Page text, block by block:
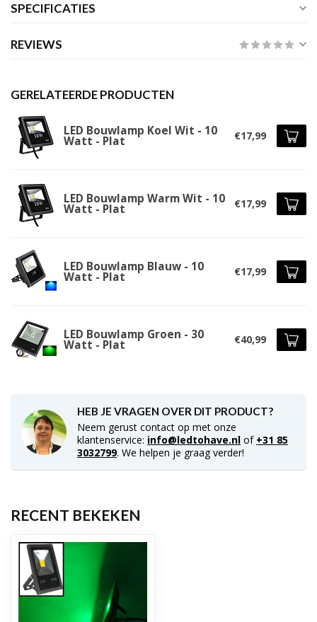
SPECIFICATIES
REVIEWS
GERELATEERDE PRODUCTEN
LED Bouwlamp Koel Wit - 10
Watt - Plat €17,99
LED Bouwlamp Warm Wit - 10
Watt - Plat €17,99
LED Bouwlamp Blauw - 10
Watt - Plat €17,99
LED Bouwlamp Groen - 30
Watt - Plat €40,99
HEB JE VRAGEN OVER DIT PRODUCT?
Neem gerust contact op met onze
klantenservice: info@ledtohave.nl of +31 85
3032799. We helpen je graag verder!
RECENT BEKEKEN